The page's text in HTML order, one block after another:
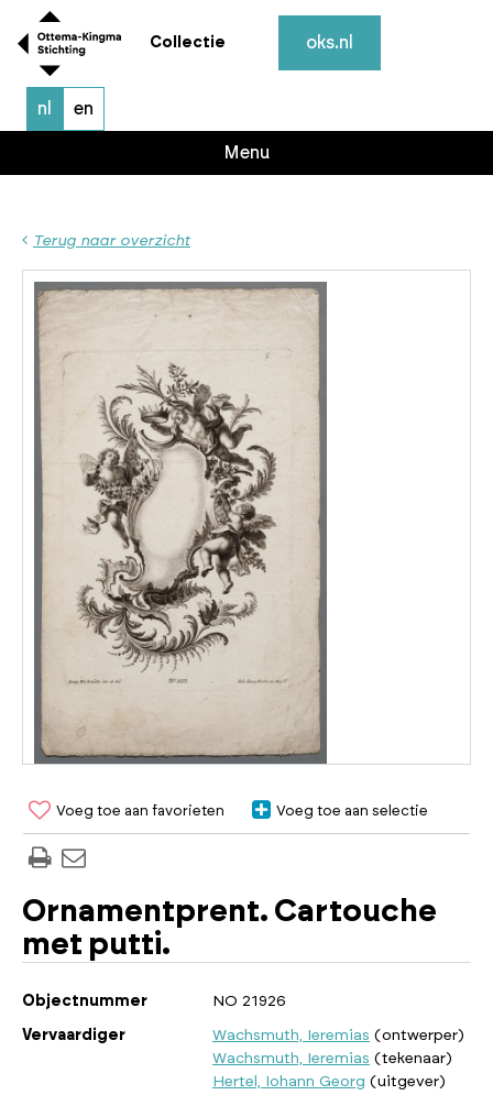
Collectie oks.nl
nl en
Menu
Terug naar overzicht
Voeg toe aan favorieten Voeg toe aan selectie
Ornamentprent. Cartouche
met putti.
Objectnummer NO 21926
Vervaardiger Wachsmuth, Ieremias (ontwerper)
Wachsmuth, Ieremias (tekenaar)
Hertel, Iohann Georg (uitgever)